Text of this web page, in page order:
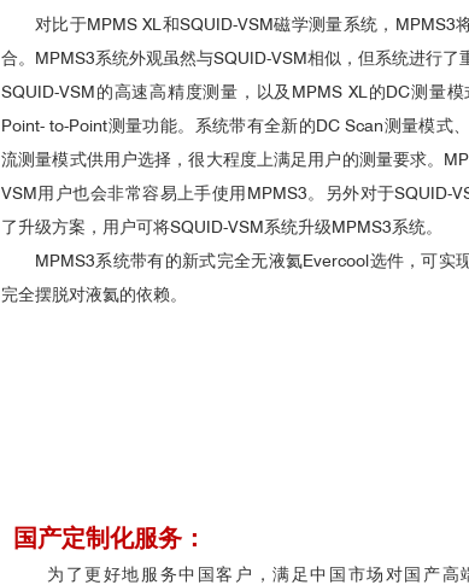
对比于MPMS XL和SQUID-VSM磁学测量系统，MPMS3
合。MPMS3系统外观虽然与SQUID-VSM相似，但系统进行了
SQUID-VSM的高速高精度测量，以及MPMS XL的DC测量
Point- to-Point测量功能。系统带有全新的DC Scan测量模式
流测量模式供用户选择，很大程度上满足用户的测量要求。
VSM用户也会非常容易上手使用MPMS3。另外对于SQUID-
了升级方案，用户可将SQUID-VSM系统升级MPMS3系统。
MPMS3系统带有的新式完全无液氦Evercool选件，可实
完全摆脱对液氦的依赖。
国产定制化服务：
为了更好地服务中国客户，满足中国市场对国产高